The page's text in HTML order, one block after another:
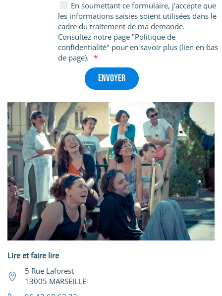
En soumettant ce formulaire, j'accepte que
les informations saisies soient utilisées dans le
cadre du traitement de ma demande.
Consultez notre page "Politique de
confidentialité" pour en savoir plus (lien en bas
de page).
Lire et faire lire
5 Rue Laforest
13005 MARSEILLE